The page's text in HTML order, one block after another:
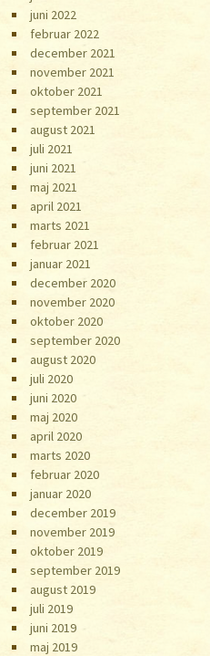
juni 2022
februar 2022
december 2021
november 2021
oktober 2021
september 2021
august 2021
juli 2021
juni 2021
maj 2021
april 2021
marts 2021
februar 2021
januar 2021
december 2020
november 2020
oktober 2020
september 2020
august 2020
juli 2020
juni 2020
maj 2020
april 2020
marts 2020
februar 2020
januar 2020
december 2019
november 2019
oktober 2019
september 2019
august 2019
juli 2019
juni 2019
maj 2019